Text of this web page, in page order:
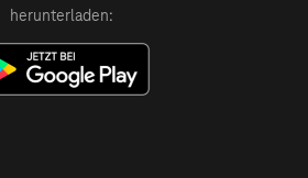
herunterladen: